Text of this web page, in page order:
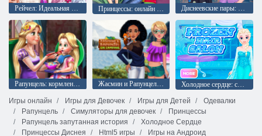
Рейчел: Идеальная свадьба Принцессы: онлайн шопинг Диснеевские пары: невероятное свидание
Рапунцель: кормление малышки Жасмин и Рапунцель на кемпинге
Холодное сердце: салон причесок
Игры онлайн
Игры для Девочек Игры для Детей
Одевалки
Рапунцель
Симуляторы для девочек
Принцессы
Рапунцель запутанная история
Холодное Сердце
Принцессы Диснея
Html5 игры Игры на Андроид